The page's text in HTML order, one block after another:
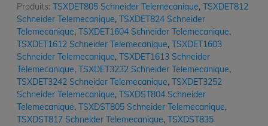
Produits: TSXDET805 Schneider Telemecanique, TSXDET812
Schneider Telemecanique, TSXDET824 Schneider
Telemecanique, TSXDET1604 Schneider Telemecanique,
TSXDET1612 Schneider Telemecanique, TSXDET1603
Schneider Telemecanique, TSXDET1613 Schneider
Telemecanique, TSXDET3232 Schneider Telemecanique,
TSXDET3242 Schneider Telemecanique, TSXDET3252
Schneider Telemecanique, TSXDST804 Schneider
Telemecanique, TSXDST805 Schneider Telemecanique,
TSXDST817 Schneider Telemecanique, TSXDST835